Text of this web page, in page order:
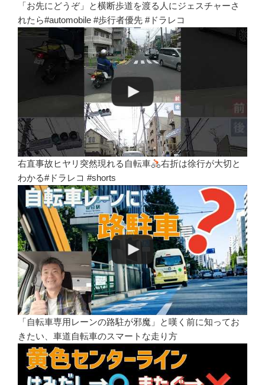
「お先にどうぞ」と横断歩道を渡る人にジェスチャーさ
れたら#automobile #歩行者優先 #ドラレコ
右直事故ヒヤリ突然現れる自転車
右折は徐行が大切と
わかる#ドラレコ #shorts
「自転車専用レーンの路駐が邪魔」と嘆く前に知ってお
きたい、車道自転車のスマートな走り方